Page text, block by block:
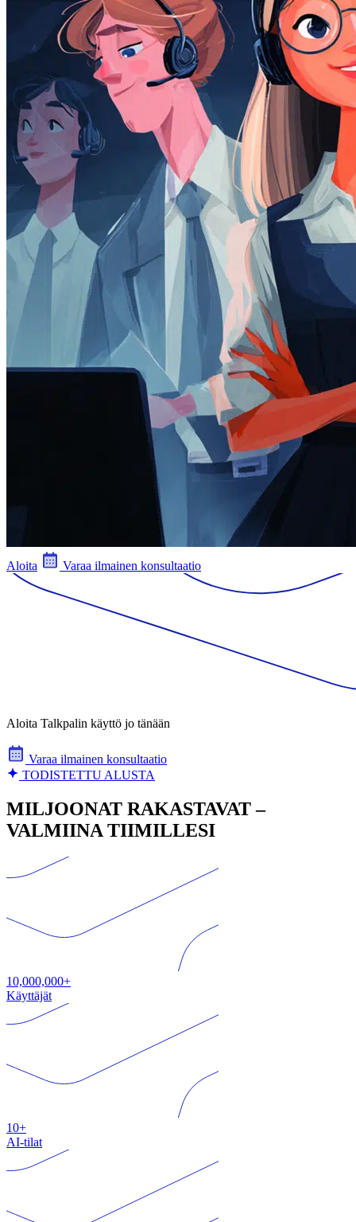
Aloita Varaa ilmainen konsultaatio
Aloita Talkpalin käyttö jo tänään
Varaa ilmainen konsultaatio
TODISTETTU ALUSTA
MILJOONAT RAKASTAVAT –
VALMIINA TIIMILLESI
10,000,000+
Käyttäjät
10+
AI-tilat